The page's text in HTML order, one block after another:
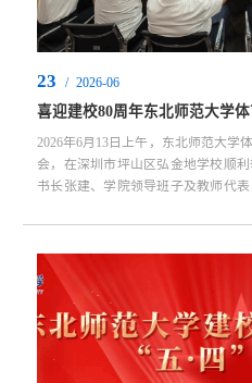
23 / 2026-06
2026年6月13日上午，东北师范大学
会，在深圳市坪山区弘金地学校顺
书长张建、学院领导班子及教师代
学院党委副书记兼副院长杨志主持
学院参会人员，深圳校友会体育学
绍了深圳校友参会代表，双方在亲切